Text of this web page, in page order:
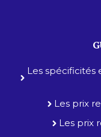
Les spécificités
Les prix
Les prix